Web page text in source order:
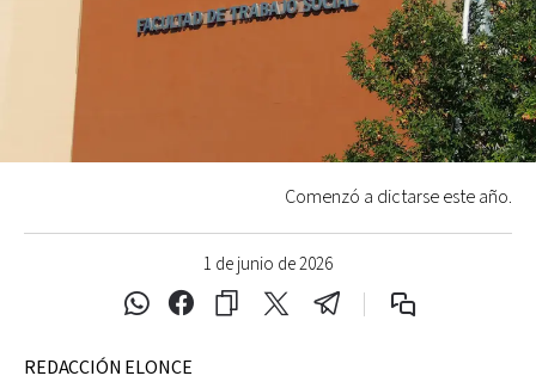
1 de junio de 2026
Comenzó a dictarse este año.
REDACCIÓN ELONCE